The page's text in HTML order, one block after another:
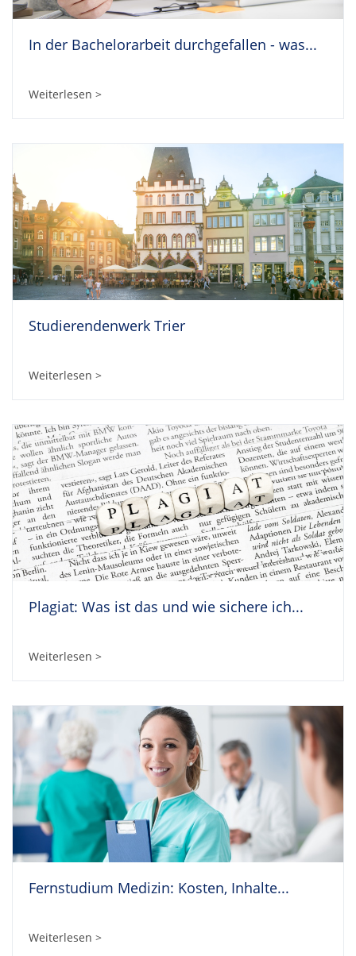
In der Bachelorarbeit durchgefallen - was...
Weiterlesen >
Studierendenwerk Trier
Weiterlesen >
Plagiat: Was ist das und wie sichere ich...
Weiterlesen >
Fernstudium Medizin: Kosten, Inhalte...
Weiterlesen >